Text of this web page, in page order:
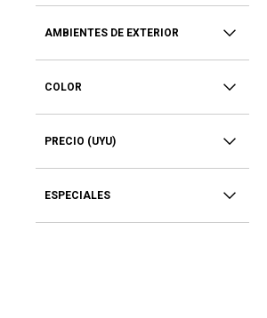
AMBIENTES DE EXTERIOR
COLOR
PRECIO (UYU)
ESPECIALES